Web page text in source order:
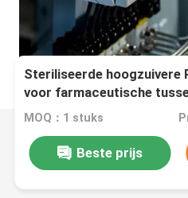
Steriliseerde
voor farmaceutische
MOQ：1 stuks
Beste prijs